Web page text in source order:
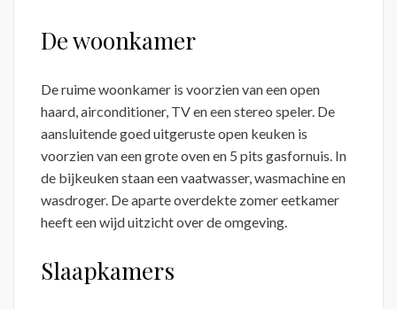
De woonkamer
De ruime woonkamer is voorzien van een open
haard, airconditioner, TV en een stereo speler. De
aansluitende goed uitgeruste open keuken is
voorzien van een grote oven en 5 pits gasfornuis. In
de bijkeuken staan een vaatwasser, wasmachine en
wasdroger. De aparte overdekte zomer eetkamer
heeft een wijd uitzicht over de omgeving.
Slaapkamers